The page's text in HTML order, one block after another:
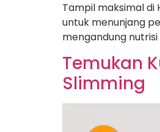
Tampil maksimal di
untuk menunjang
mengandung
Temukan
Slimming